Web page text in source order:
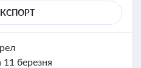
11 березня